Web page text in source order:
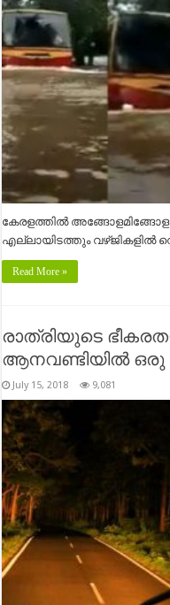
കേരളത്തില്‍
എല്ലായിടത്തും വഴ്ജികളില്‍
Read More »
രാത്രിയുടെ
ആനവണ്ടിയിൽ ഒരു
July 15, 2018 9,081